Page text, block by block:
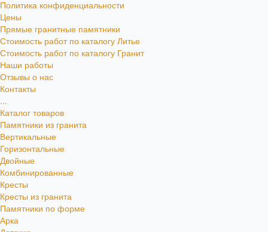
Политика конфиденциальности
Цены
Прямые гранитные памятники
Стоимость работ по каталогу Литье
Стоимость работ по каталогу Гранит
Наши работы
Отзывы о нас
Контакты
...
Каталог товаров
Памятники из гранита
Вертикальные
Горизонтальные
Двойные
Комбинированные
Кресты
Кресты из гранита
Памятники по форме
Арка